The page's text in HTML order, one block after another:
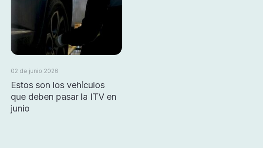
02 de junio 2026
Estos son los vehículos
que deben pasar la ITV en
junio